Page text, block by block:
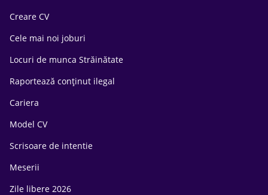
Creare CV
Cele mai noi joburi
Locuri de munca Străinătate
Raportează conținut ilegal
Cariera
Model CV
Scrisoare de intentie
Meserii
Zile libere 2026